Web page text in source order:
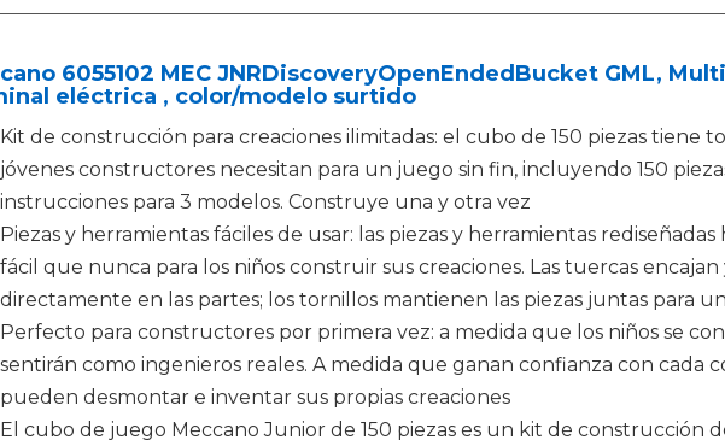
6055102 MEC JNRDiscoveryOpenEndedBucket GML,
eléctrica , color/modelo surtido
Kit de construcción para creaciones ilimitadas: el cubo de 150 piezas tiene
jóvenes constructores necesitan para un juego sin fin, incluyendo 150
instrucciones para 3 modelos. Construye una y otra vez
Piezas y herramientas fáciles de usar: las piezas y herramientas rediseñadas
fácil que nunca para los niños construir sus creaciones. Las tuercas
directamente en las partes; los tornillos mantienen las piezas juntas para
Perfecto para constructores por primera vez: a medida que los niños se
sentirán como ingenieros reales. A medida que ganan confianza con cada
pueden desmontar e inventar sus propias creaciones
El cubo de juego Meccano Junior de 150 piezas es un kit de construcción